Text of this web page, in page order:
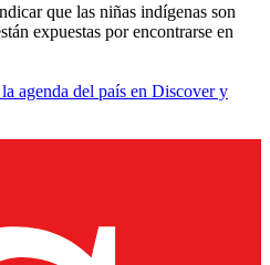
que las niñas indígenas son
expuestas por encontrarse en
agenda del país en Discover y